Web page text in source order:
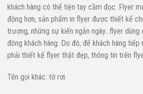
khách hàng có thể tiện tay cầm đọc. Flyer
động hơn, sản phẩm in flyer được thiết kế
trương, những sự kiến ngắn ngày…flyer
đông khách hàng. Do đó, để khách hàng tiếp
phải thiết kế flyer thật đẹp, thông tin trên
Tên gọi khác: tờ rơi.